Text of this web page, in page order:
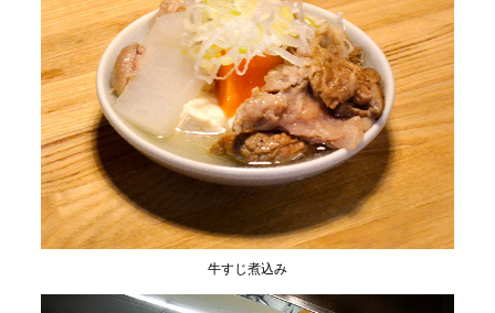
牛すじ煮込み